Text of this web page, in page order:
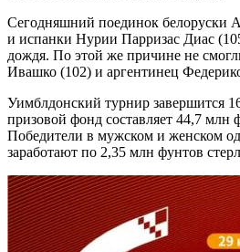
Сегодняшний поединок белоруски
и испанки Нурии Парризас Диас
дождя. По этой же причине не
Ивашко (102) и аргентинец
Уимблдонский турнир завершится
призовой фонд составляет 44,7 млн
Победители в мужском и женском
заработают по 2,35 млн фунтов